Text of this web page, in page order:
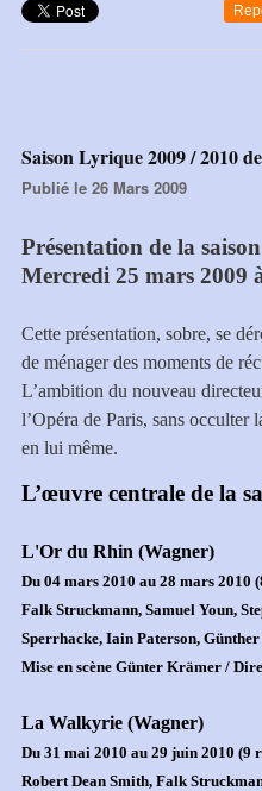
Saison Lyrique 2009 / 2010
Publié le 26 Mars 2009
Présentation de la
Mercredi 25 mars 2009
Cette présentation, sobre, se
de ménager des moments de
L’ambition du nouveau
l’Opéra de Paris, sans occulter
en lui même.
L’œuvre centrale de la
L'Or du Rhin (Wagner)
Du 04 mars 2010 au 28 mars 2010
Falk Struckmann, Samuel Youn,
Sperrhacke, Iain Paterson,
Mise en scène Günter Krämer /
La Walkyrie (Wagner)
Du 31 mai 2010 au 29 juin 2010 (9
Robert Dean Smith, Falk